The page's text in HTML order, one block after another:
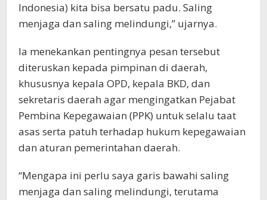
Indonesia) kita bisa bersatu padu. Saling
menjaga dan saling melindungi,” ujarnya.
Ia menekankan pentingnya pesan tersebut
diteruskan kepada pimpinan di daerah,
khususnya kepala OPD, kepala BKD, dan
sekretaris daerah agar mengingatkan Pejabat
Pembina Kepegawaian (PPK) untuk selalu taat
asas serta patuh terhadap hukum kepegawaian
dan aturan pemerintahan daerah.
“Mengapa ini perlu saya garis bawahi saling
menjaga dan saling melindungi, terutama